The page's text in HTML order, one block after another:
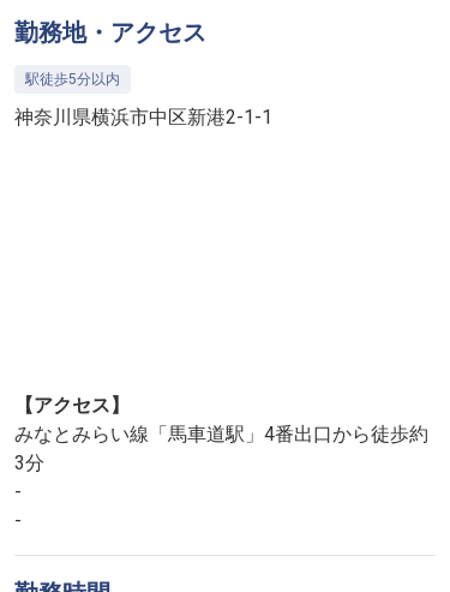
勤務地・アクセス
駅徒歩5分以内
神奈川県横浜市中区新港2-1-1
【アクセス】
みなとみらい線「馬車道駅」4番出口から徒歩約
3分
-
-